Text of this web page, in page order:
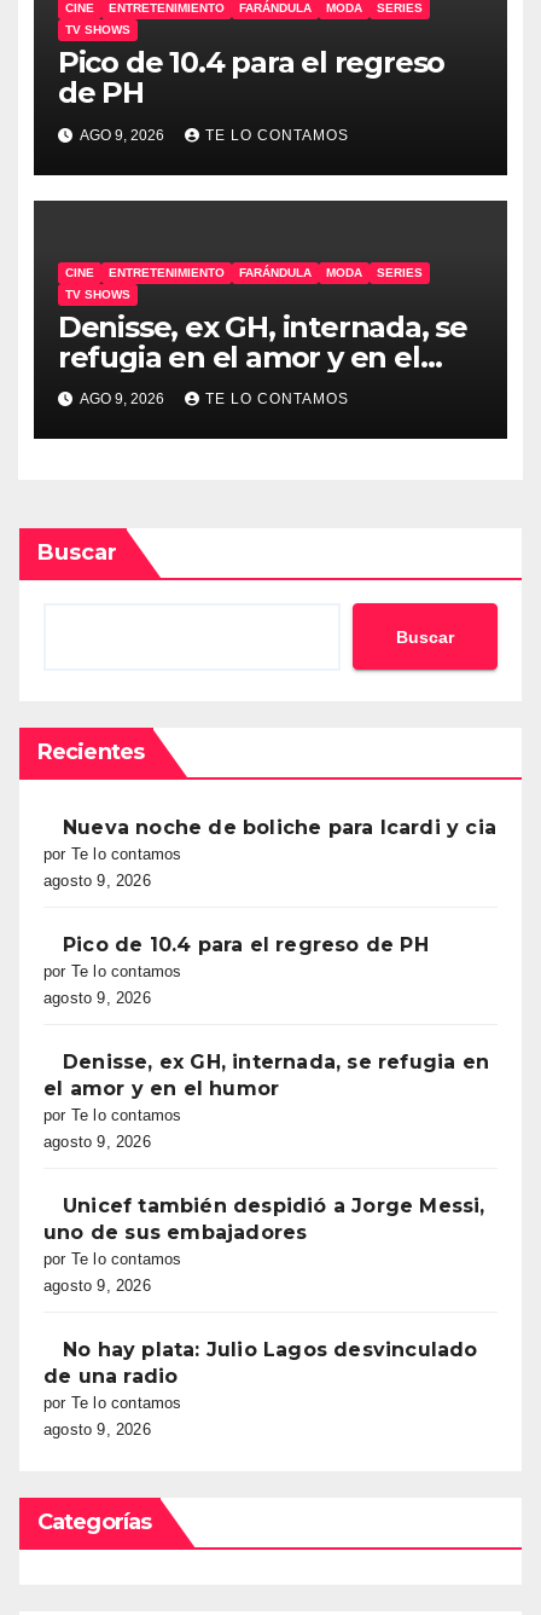
CINE ENTRETENIMIENTO FARÁNDULA MODA
SERIES
TV SHOWS
Pico de 10.4 para el regreso
de PH
AGO 9, 2026 TE LO CONTAMOS
CINE ENTRETENIMIENTO FARÁNDULA MODA
SERIES
TV SHOWS
Denisse, ex GH, internada, se
refugia en el amor y en el
humor
AGO 9, 2026 TE LO CONTAMOS
Buscar
Buscar
Recientes
Nueva noche de boliche para Icardi y cia
por Te lo contamos
agosto 9, 2026
Pico de 10.4 para el regreso de PH
por Te lo contamos
agosto 9, 2026
Denisse, ex GH, internada, se refugia en
el amor y en el humor
por Te lo contamos
agosto 9, 2026
Unicef también despidió a Jorge Messi,
uno de sus embajadores
por Te lo contamos
agosto 9, 2026
No hay plata: Julio Lagos desvinculado
de una radio
por Te lo contamos
agosto 9, 2026
Categorías